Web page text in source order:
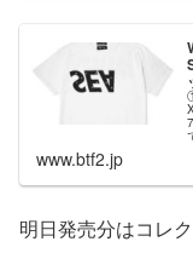
www.btf2.jp
明日発売分はコレ